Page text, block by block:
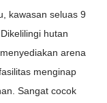
kawasan seluas 9
hutan
arena
menginap
Sangat cocok